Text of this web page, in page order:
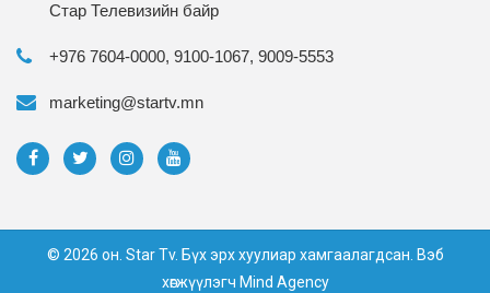
Стар Телевизийн байр
+976 7604-0000, 9100-1067, 9009-5553
marketing@startv.mn
© 2026 он. Star Tv. Бүх эрх хуулиар хамгаалагдсан. Вэб
хөгжүүлэгч Mind Agency